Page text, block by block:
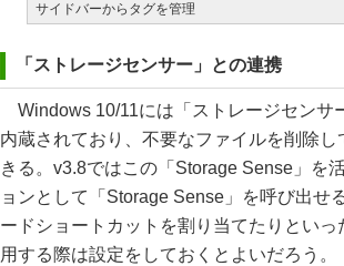
サイドバーからタグを管理
「ストレージセンサー」との連携
Windows 10/11には「ストレージセンサ
内蔵されており、不要なファイルを削除
きる。v3.8ではこの「Storage Sense」を
ョンとして「Storage Sense」を呼び出せ
ードショートカットを割り当てたりとい
用する際は設定をしておくとよいだろう。